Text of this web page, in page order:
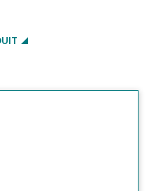
tiroirs 500 x 450 mm
sur toute la longueur,
- résistant à l'eau
les inégalités du
pour une utilisation